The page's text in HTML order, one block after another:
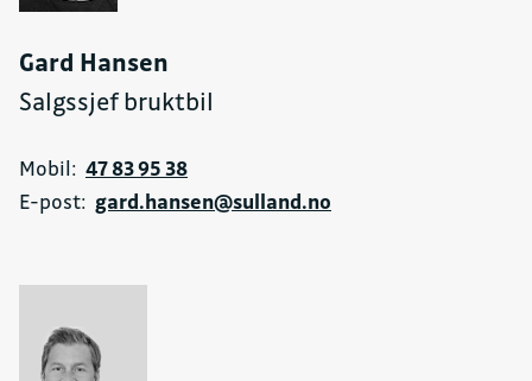
Gard Hansen
Salgssjef bruktbil
Mobil: 47 83 95 38
E-post: gard.hansen@sulland.no